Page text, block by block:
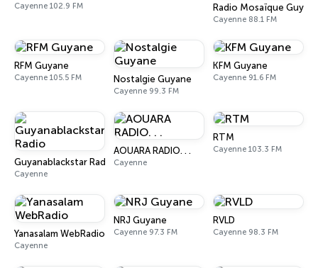
Cayenne 102.9 FM Radio Mosaïque
Cayenne 88.1 FM
RFM Guyane
Cayenne 105.5 FM Nostalgie Guyane
Cayenne 99.3 FM
KFM Guyane
Cayenne 91.6 FM
Guyanablackstar Radio
Cayenne
AOUARA RADIO. . .
Cayenne
RTM
Cayenne 103.3 FM
Yanasalam WebRadio
Cayenne
NRJ Guyane
Cayenne 97.3 FM
RVLD
Cayenne 98.3 FM